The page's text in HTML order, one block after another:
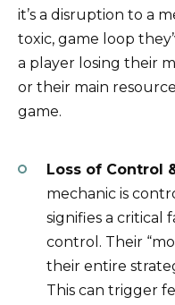
it’s a disruption to a
toxic, game loop
a player losing their
or their main
game.
Loss of Control
mechanic is
signifies a critical
control. Their
their entire
This can trigger